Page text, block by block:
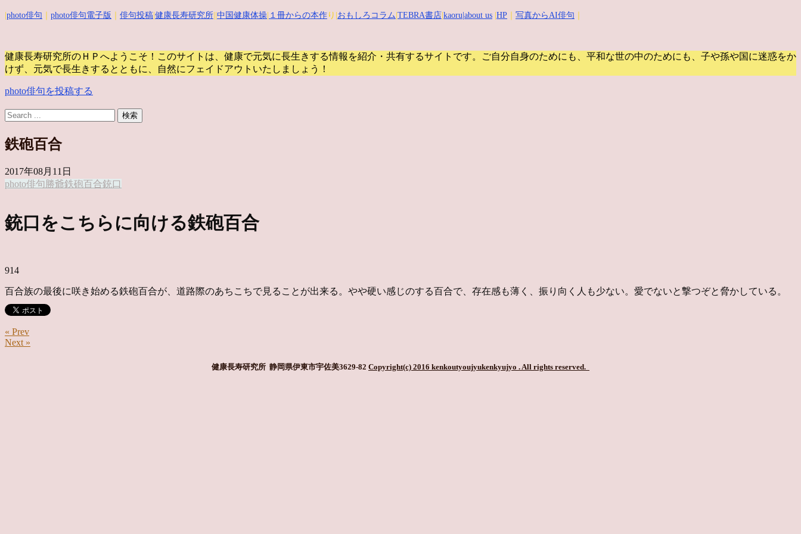
photo俳句 photo俳句電子版 俳句投稿 健康長寿研究所 中国健康体操 １冊からの本作 り| おもしろコラム TEBRA書店 kaoru |about us HP 写真からAI俳句
健康長寿研究所のＨＰへようこそ！このサイトは、健康で元気に長生きする情報を紹介・共有するサイトです。
ご自分自身のためにも、平和な世の中のためにも、子や孫や国に迷惑をか
けず、元気で長生きするとともに、自然にフェイドアウトいたしましょう！
photo俳句を投稿する
鉄砲百合
2017年08月11日
photo俳句 勝爺鉄砲百合銃口
銃口をこちらに向ける鉄砲百合
914
百合族の最後に咲き始める鉄砲百合が、道路際のあちこちで見ることが出来る。やや硬い感じのする百合で、存在感も薄く、振り向く人も少ない。愛でないと撃つぞと脅かしている。
« Prev
Next »
健康長寿研究所 静岡県伊東市宇佐美3629-82 Copyright(c) 2016 kenkoutyoujyukenkyujyo . All rights reserved.